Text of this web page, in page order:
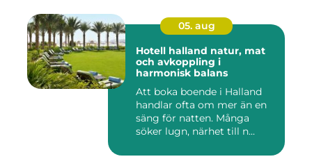
05. aug
Hotell halland natur, mat
och avkoppling i
harmonisk balans
Att boka boende i Halland
handlar ofta om mer än en
säng för natten. Många
söker lugn, närhet till n...